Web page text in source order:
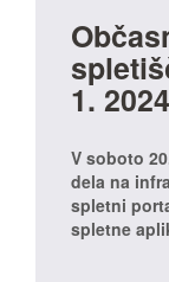
1. 2024
V soboto
dela na
spletni
spletne